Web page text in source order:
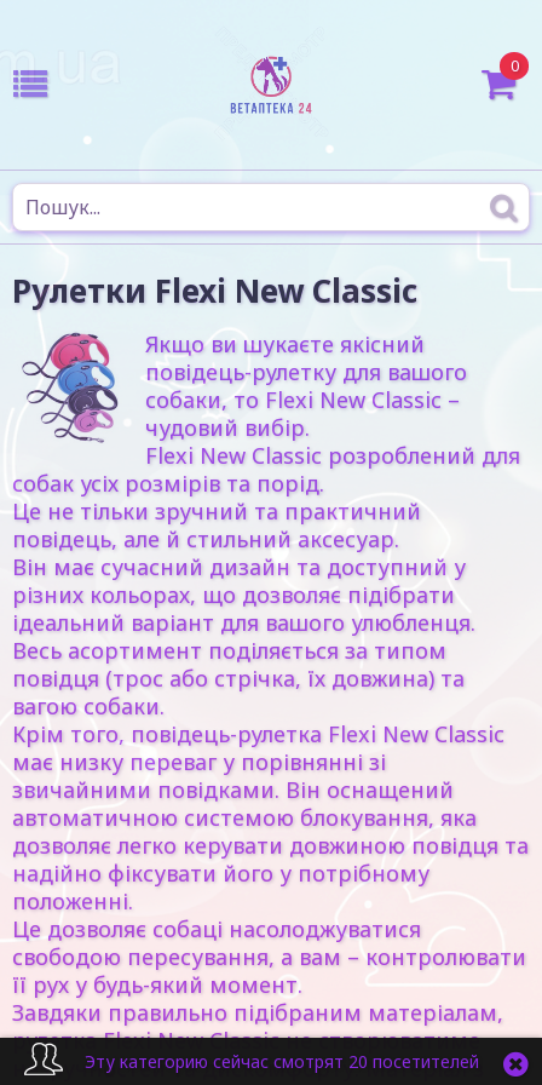
0
Рулетки Flexi New Classic
Якщо ви шукаєте якісний
повідець-рулетку для вашого
собаки, то Flexi New Classic –
чудовий вибір.
Flexi New Classic розроблений для
собак усіх розмірів та порід.
Це не тільки зручний та практичний
повідець, але й стильний аксесуар.
Він має сучасний дизайн та доступний у
різних кольорах, що дозволяє підібрати
ідеальний варіант для вашого улюбленця.
Весь асортимент поділяється за типом
повідця (трос або стрічка, їх довжина) та
вагою собаки.
Крім того, повідець-рулетка Flexi New Classic
має низку переваг у порівнянні зі
звичайними повідками. Він оснащений
автоматичною системою блокування, яка
дозволяє легко керувати довжиною повідця та
надійно фіксувати його у потрібному
положенні.
Це дозволяє собаці насолоджуватися
свободою пересування, а вам – контролювати
її рух у будь-який момент.
Завдяки правильно підібраним матеріалам,
рулетка Flexi New Classic не створюватиме
незручностей та дискомфорту. Матеріал з
Эту категорию сейчас смотрят 20 посетителей